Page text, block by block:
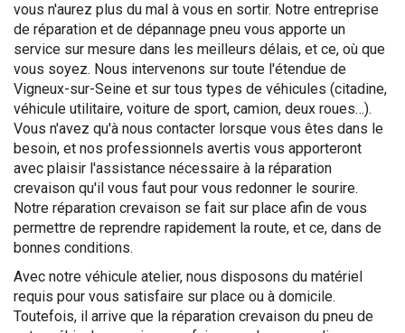
vous n'aurez plus du mal à vous en sortir. Notre entreprise
de réparation et de dépannage pneu vous apporte un
service sur mesure dans les meilleurs délais, et ce, où que
vous soyez. Nous intervenons sur toute l'étendue de
Vigneux-sur-Seine et sur tous types de véhicules (citadine,
véhicule utilitaire, voiture de sport, camion, deux roues…).
Vous n'avez qu'à nous contacter lorsque vous êtes dans le
besoin, et nos professionnels avertis vous apporteront
avec plaisir l'assistance nécessaire à la réparation
crevaison qu'il vous faut pour vous redonner le sourire.
Notre réparation crevaison se fait sur place afin de vous
permettre de reprendre rapidement la route, et ce, dans de
bonnes conditions.
Avec notre véhicule atelier, nous disposons du matériel
requis pour vous satisfaire sur place ou à domicile.
Toutefois, il arrive que la réparation crevaison du pneu de